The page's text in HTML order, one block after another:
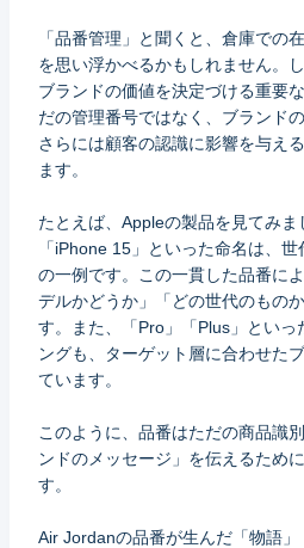
「品番管理」と聞くと、倉庫での
を思い浮かべるかもしれません。
ブランドの価値を決定づける重要
だの管理番号ではなく、ブランド
さらには顧客の認識に影響を与え
ます。
たとえば、Appleの製品を見てみま
「iPhone 15」といった命名は、
の一例です。この一貫した品番に
デルかどうか」「どの世代のもの
す。また、「Pro」「Plus」といっ
ングも、ターゲット層に合わせた
ています。
このように、品番はただの商品識
ンドのメッセージ」を伝えるため
す。
Air Jordanの品番が生んだ「物語」